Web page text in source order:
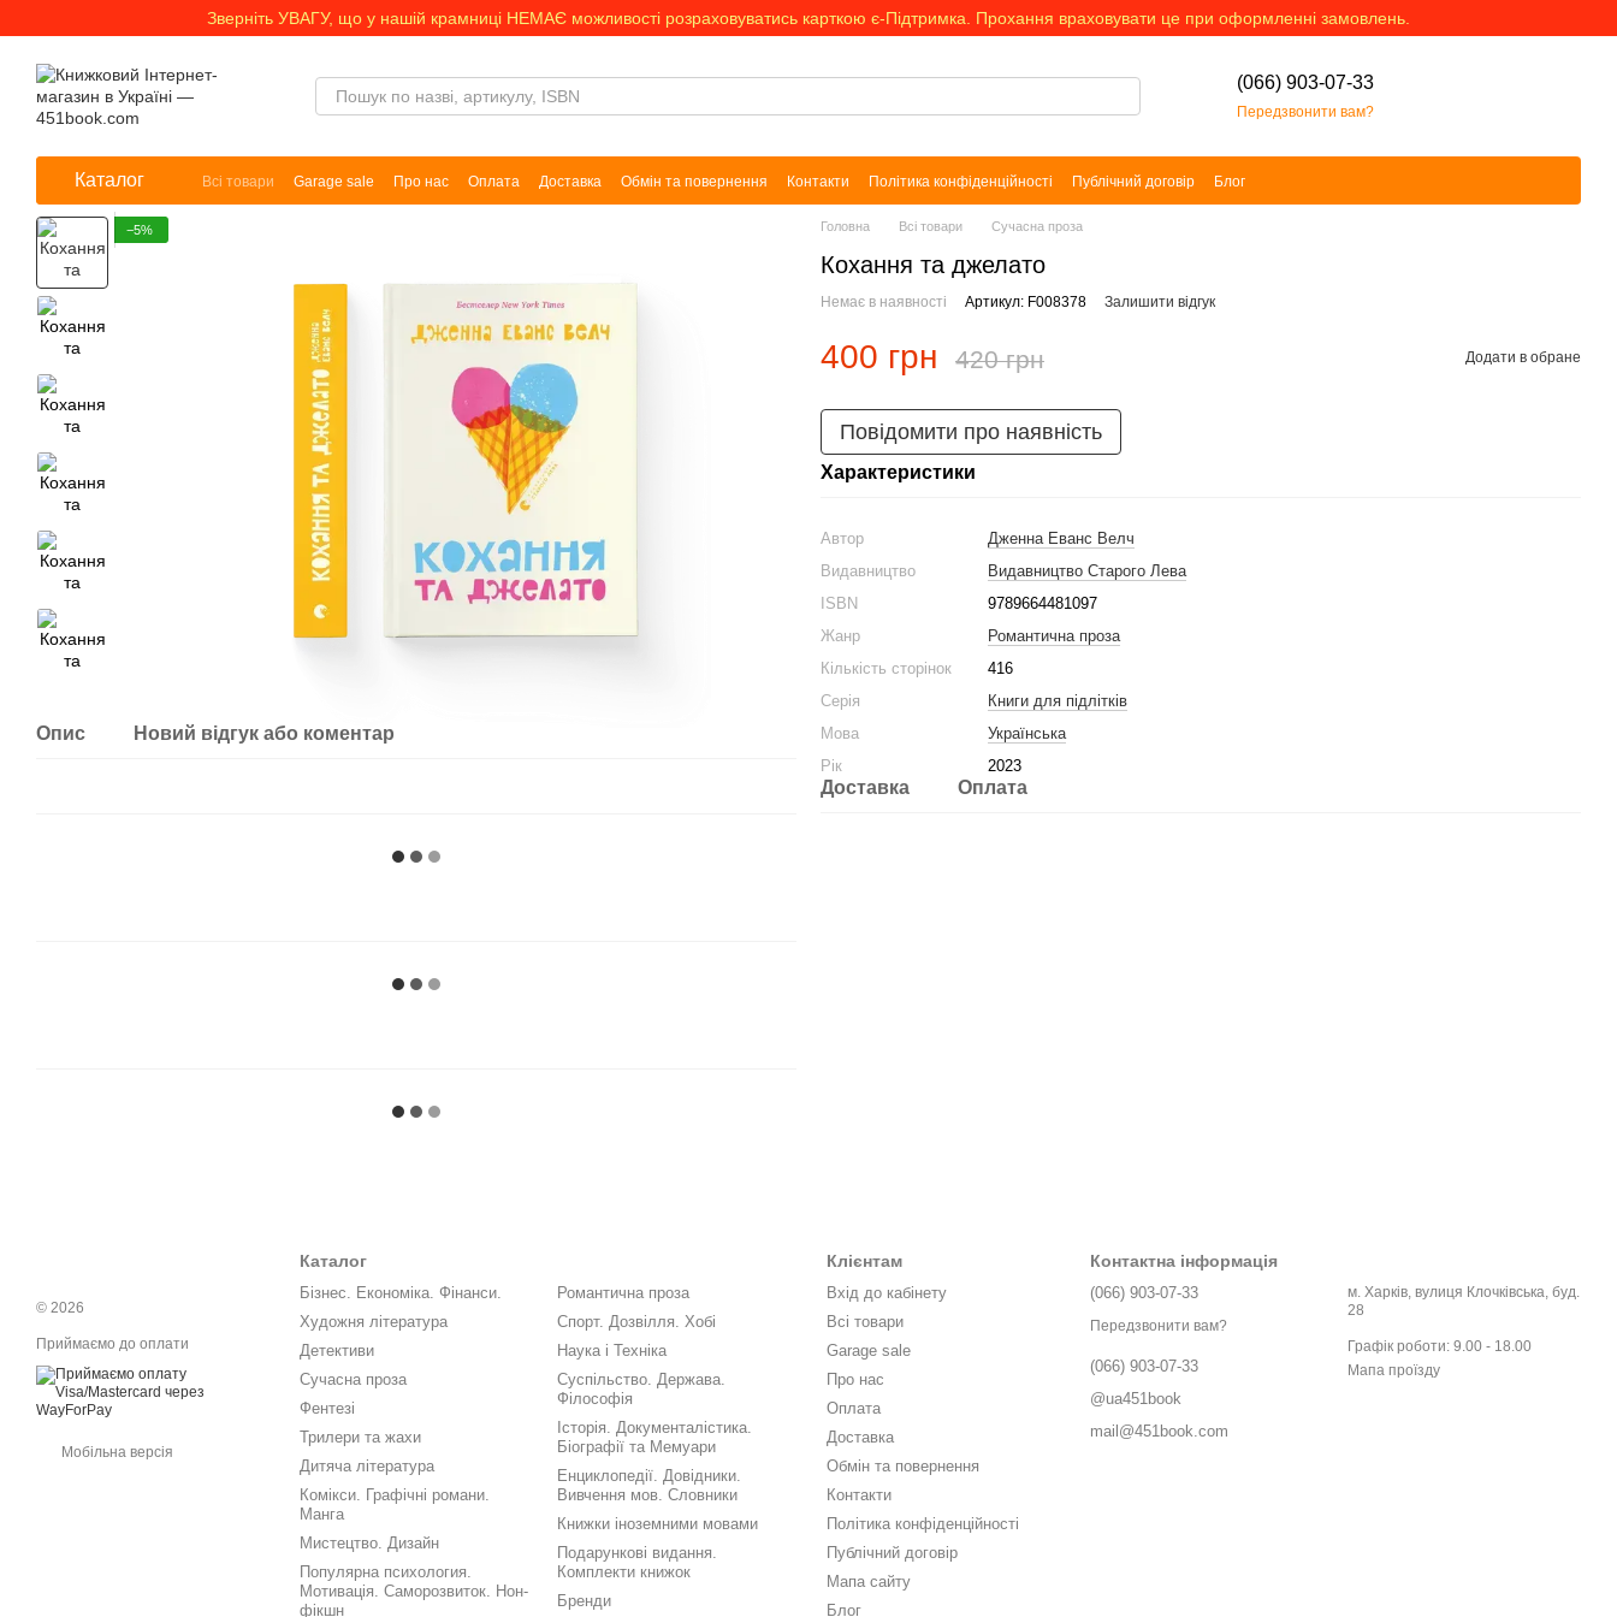
Перейти до основного контентуЗверніть УВАГУ, що у нашій крамниці НЕМАЄ можливості розраховуватись карткою є-Підтримка. Прохання враховувати це при оформленні замовлень.
(066) 903-07-33
Передзвонити вам?
Каталог Всі товари Garage sale Про нас Оплата Доставка Обмін та повернення Контакти Політика конфіденційності Публічний договір Блог
−5%
Опис Новий відгук або коментар
Головна Всі товари Сучасна проза
Кохання та джелато
Немає в наявності Артикул: F008378 Залишити відгук
400 грн 420 грн Додати в обране
Повідомити про наявність
Характеристики
Автор
Дженна Еванс Велч
Видавництво
Видавництво Старого Лева
ISBN
9789664481097
Жанр
Романтична проза
Кількість сторінок
416
Серія
Книги для підлітків
Мова
Українська
Рік
2023
Доставка Оплата
© 2026
Приймаємо до оплати
Мобільна версія
Каталог
Бізнес. Економіка. Фінанси.
Художня література
Детективи
Сучасна проза
Фентезі
Трилери та жахи
Дитяча література
Комікси. Графічні романи.
Манга
Мистецтво. Дизайн
Популярна психология.
Мотивація. Саморозвиток. Нон-
фікшн
Романтична проза
Спорт. Дозвілля. Хобі
Наука і Техніка
Суспільство. Держава.
Філософія
Історія. Документалістика.
Біографії та Мемуари
Енциклопедії. Довідники.
Вивчення мов. Словники
Книжки іноземними мовами
Подарункові видання.
Комплекти книжок
Бренди
Клієнтам
Вхід до кабінету
Всі товари
Garage sale
Про нас
Оплата
Доставка
Обмін та повернення
Контакти
Політика конфіденційності
Публічний договір
Мапа сайту
Блог
Контактна інформація
(066) 903-07-33
Передзвонити вам?
(066) 903-07-33
@ua451book
mail@451book.com
м. Харків, вулиця Клочківська, буд.
28
Графік роботи: 9.00 - 18.00
Мапа проїзду